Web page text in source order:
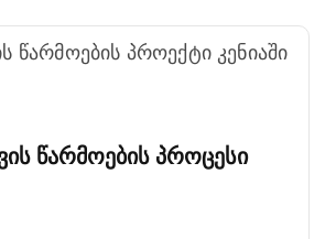
Წარმოების Პროცესი